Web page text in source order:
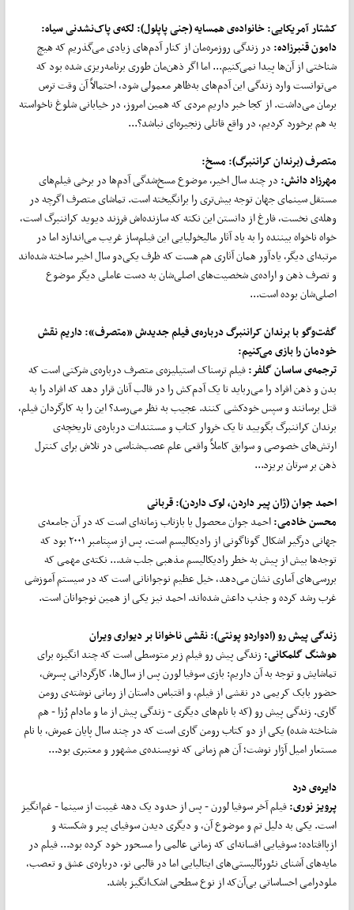
کشتار آمریکایی: خانواده‌ی همسایه (جنی پاپلول): لکه‌ی پاک‌نشدنی سیاه:
دامون قنبرزاده:در زندگی روزمره‌مان از کنار آدم‌های زیادی می‌گذریم که هیچ
شناختی از آن‌ها پیدا نمی‌کنیم... اما اگر ذهن‌مان طوری برنامه‌ریزی شده بود که
می‌توانست وارد زندگی این آدم‌های به‌ظاهر معمولی شود، احتمالاً آن وقت ترس
برمان می‌داشت. از کجا خبر داریم مردی که همین امروز، در خیابانی شلوغ ناخواسته
به هم برخورد کردیم، در واقع قاتلی زنجیره‌ای نباشد؟...
متصرف (برندان کراننبرگ): مسخ:
مهرزاد دانش:در چند سال اخیر، موضوع مسخ‌شدگی آدم‌ها در برخی فیلم‌های
مستقل سینمای جهان توجه بیش‌تری را برانگیخته است. تماشای متصرف اگرچه در
وهله‌ی نخست، فارغ از دانستن این نکته که سازنده‌اش فرزند دیوید کراننبرگ است،
خواه ناخواه بیننده را به یاد آثار مالیخولیایی این فیلم‌ساز غریب می‌اندازد اما در
مرتبه‌ای دیگر، یادآور همان آثاری هم هست که ظرف یکی‌دو سال اخیر ساخته شده‌اند
و تصرف ذهن و اراده‌ی شخصیت‌های اصلی‌شان به دست عاملی دیگر موضوع
اصلی‌شان بوده است...
گفت‌وگو با برندان کراننبرگ درباره‌ی فیلم جدیدش «متصرف»: داریم نقش
خودمان را بازی می‌کنیم:
ترجمه‌ی ساسان گلفر:فیلم ترسناک استیلیزه‌ی متصرف درباره‌ی شرکتی است که
بدن و ذهن افراد را می‌رباید تا یک آدم‌کش را در قالب آنان قرار دهد که افراد را به
قتل برسانند و سپس خودکشی کنند. عجیب به نظر می‌رسد؟ این را به کارگردان فیلم،
برندان کراننبرگ بگویید تا یک خروار کتاب و مستندات درباره‌ی تاریخچه‌ی
ارتش‌های خصوصی و سوابق کاملاً واقعی علم عصب‌شناسی در تلاش برای کنترل
ذهن بر سرتان بریزد...
احمد جوان (ژان پیر داردن، لوک داردن): قربانی
محسن خادمی:احمد جوان محصول یا بازتاب زمانه‌ای است که در آن جامعه‌ی
جهانی درگیر اشکال گوناگونی از رادیکالیسم است. پس از سپتامبر ۲۰۰۱ بود که
توجه‌ها بیش از پیش به خطر رادیکالیسم مذهبی جلب شد... نکته‌ی مهمی که
بررسی‌های آماری نشان می‌دهد، خیل عظیم نوجوانانی است که در سیستم آموزشی
غرب رشد کرده و جذب داعش شده‌اند. احمد نیز یکی از همین نوجوانان است.
زندگی پیش رو (ادواردو پونتی): نقشی ناخوانا بر دیواری ویران
هوشنگ گلمکانی:زندگی پیش رو فیلم زیر متوسطی است که چند انگیزه برای
تماشایش و توجه به آن داریم: بازی سوفیا لورن پس از سال‌ها، کارگردانی پسرش،
حضور بابک کریمی در نقشی از فیلم، و اقتباس داستان از رمانی نوشته‌ی رومن
گاری. زندگی پیش رو (که با نام‌های دیگری - زندگی پیش از ما و مادام رُزا - هم
شناخته شده) یکی از دو کتاب رومن گاری است که در چند سال پایان عمرش، با نام
مستعار امیل آژار نوشت؛ آن هم زمانی که نویسنده‌ی مشهور و معتبری بود...
دایره‌ی درد
پرویز نوری:فیلم آخر سوفیا لورن - پس از حدود یک دهه غیبت از سینما - غم‌انگیز
است. یکی به دلیل تم و موضوع آن، و دیگری دیدن سوفیای پیر و شکسته و
ازپاافتاده؛ سوفیایی افسانه‌ای که زمانی عالمی را مسحور خود کرده بود... فیلم در
مایه‌های آشنای نئورئالیستی‌های ایتالیایی اما در قالبی نو، درباره‌ی عشق و تعصب،
ملودرامی احساساتی بی‌آن‌که از نوع سطحی اشک‌انگیز باشد.